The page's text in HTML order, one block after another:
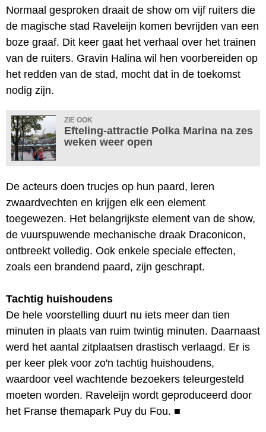
Normaal gesproken draait de show om vijf ruiters die
de magische stad Raveleijn komen bevrijden van een
boze graaf. Dit keer gaat het verhaal over het trainen
van de ruiters. Gravin Halina wil hen voorbereiden op
het redden van de stad, mocht dat in de toekomst
nodig zijn.
ZIE OOK
Efteling-attractie Polka Marina na zes
weken weer open
De acteurs doen trucjes op hun paard, leren
zwaardvechten en krijgen elk een element
toegewezen. Het belangrijkste element van de show,
de vuurspuwende mechanische draak Draconicon,
ontbreekt volledig. Ook enkele speciale effecten,
zoals een brandend paard, zijn geschrapt.
Tachtig huishoudens
De hele voorstelling duurt nu iets meer dan tien
minuten in plaats van ruim twintig minuten. Daarnaast
werd het aantal zitplaatsen drastisch verlaagd. Er is
per keer plek voor zo'n tachtig huishoudens,
waardoor veel wachtende bezoekers teleurgesteld
moeten worden. Raveleijn wordt geproduceerd door
het Franse themapark Puy du Fou. ■